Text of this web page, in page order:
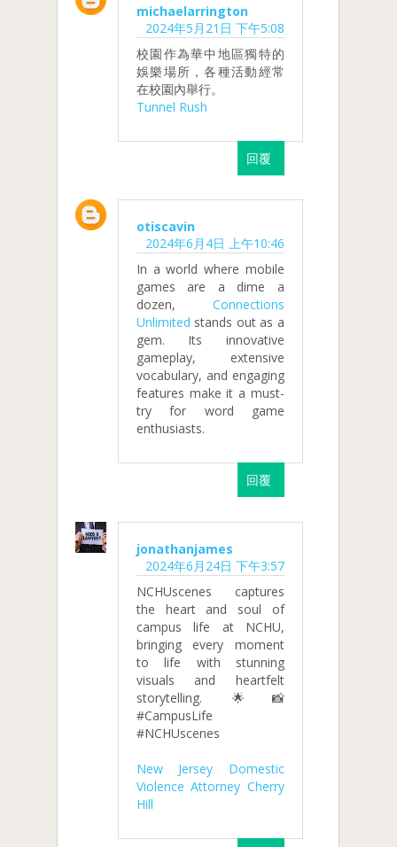
michaelarrington
2024年5月21日 下午5:08
校園作為華中地區獨特的
娛樂場所，各種活動經常
在校園內舉行。
Tunnel Rush
回覆
otiscavin
2024年6月4日 上午10:46
In a world where mobile
games are a dime a
dozen, Connections
Unlimited stands out as a
gem. Its innovative
gameplay, extensive
vocabulary, and engaging
features make it a must-
try for word game
enthusiasts.
回覆
jonathanjames
2024年6月24日 下午3:57
NCHUscenes captures
the heart and soul of
campus life at NCHU,
bringing every moment
to life with stunning
visuals and heartfelt
storytelling. 🌟📸
#CampusLife
#NCHUscenes
New Jersey Domestic
Violence Attorney Cherry
Hill